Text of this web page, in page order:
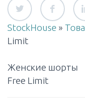
StockHouse »
Limit
Женские шорты
Free Limit